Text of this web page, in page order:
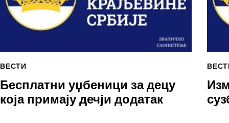
ВЕСТИ
Бесплатни уџбеници за децу
која примају дечји додатак